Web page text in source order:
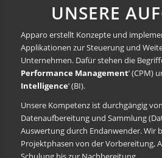
UNSERE
Apparo erstellt Konzepte und
Applikationen zur Steuerung und
Unternehmen. Dafür stehen die
Performance Management’ (CPM)
Intelligence’ (BI).
Unsere Kompetenz ist durchgängig
Datenaufbereitung und Sammlung
Auswertung durch Endanwender. Wir
Projektphasen von der Vorbereitung,